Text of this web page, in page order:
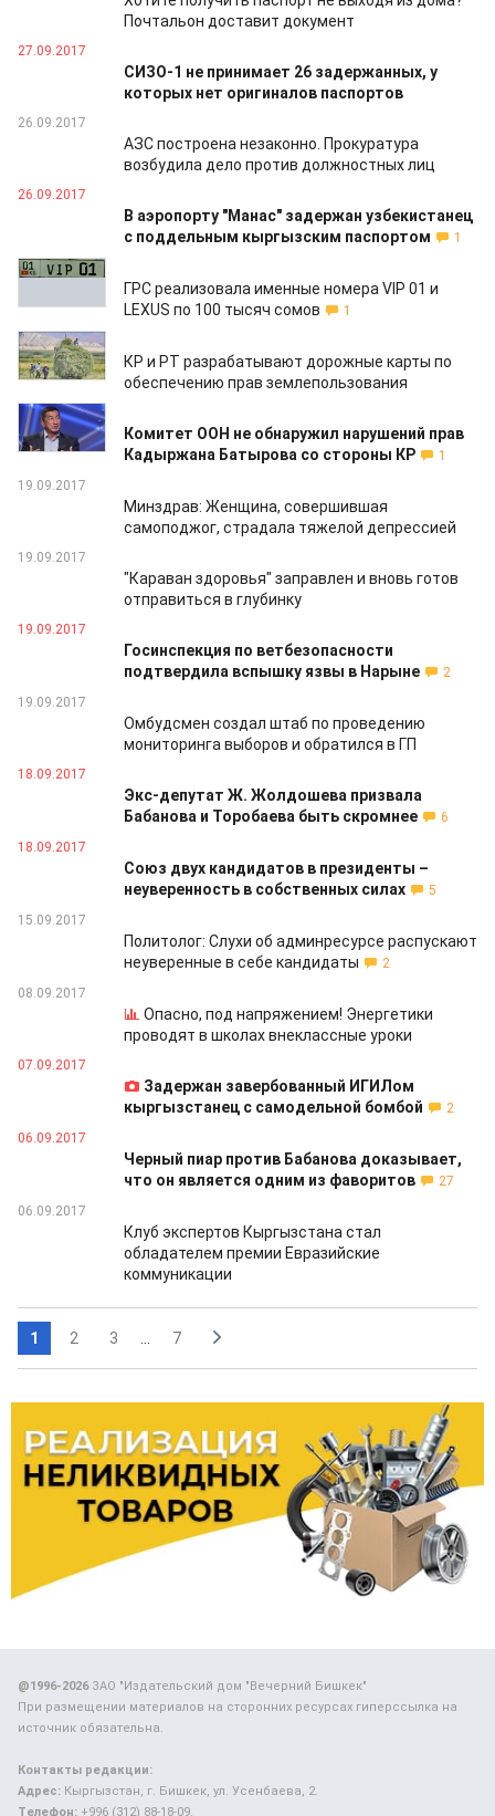
Почтальон доставит документ
27.09.2017
СИЗО-1 не принимает 26 задержанных, у
которых нет оригиналов паспортов
26.09.2017
АЗС построена незаконно. Прокуратура
возбудила дело против должностных лиц
26.09.2017
В аэропорту "Манас" задержан узбекистанец
с поддельным кыргызским паспортом
1
26.09.2017
ГРС реализовала именные номера VIP 01 и
LEXUS по 100 тысяч сомов
1
22.09.2017
КР и РТ разрабатывают дорожные карты по
обеспечению прав землепользования
22.09.2017
Комитет ООН не обнаружил нарушений прав
Кадыржана Батырова со стороны КР
1
19.09.2017
Минздрав: Женщина, совершившая
самоподжог, страдала тяжелой депрессией
19.09.2017
"Караван здоровья" заправлен и вновь готов
отправиться в глубинку
19.09.2017
Госинспекция по ветбезопасности
подтвердила вспышку язвы в Нарыне
2
19.09.2017
Омбудсмен создал штаб по проведению
мониторинга выборов и обратился в ГП
18.09.2017
Экс-депутат Ж. Жолдошева призвала
Бабанова и Торобаева быть скромнее
6
18.09.2017
Союз двух кандидатов в президенты –
неуверенность в собственных силах
5
15.09.2017
Политолог: Слухи об админресурсе распускают
неуверенные в себе кандидаты
2
08.09.2017
Опасно, под напряжением! Энергетики
проводят в школах внеклассные уроки
07.09.2017
Задержан завербованный ИГИЛом
кыргызстанец с самодельной бомбой
2
06.09.2017
Черный пиар против Бабанова доказывает,
что он является одним из фаворитов
27
06.09.2017
Клуб экспертов Кыргызстана стал
обладателем премии Евразийские
коммуникации
1 2 3 7
@1996-2026ЗАО "Издательский дом "Вечерний Бишкек"
При размещении материалов на сторонних ресурсах гиперссылка на
источник обязательна.
Контакты редакции:
Адрес: Кыргызстан, г. Бишкек, ул. Усенбаева, 2.
Телефон: +996 (312) 88-18-09.